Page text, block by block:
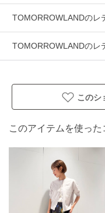
TOMORROWLANDのレ
TOMORROWLANDのレ
このシ
このアイテムを使った